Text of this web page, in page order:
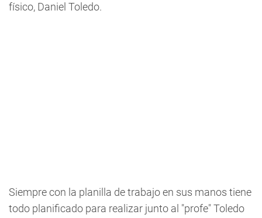
físico, Daniel Toledo.
Siempre con la planilla de trabajo en sus manos tiene
todo planificado para realizar junto al "profe" Toledo